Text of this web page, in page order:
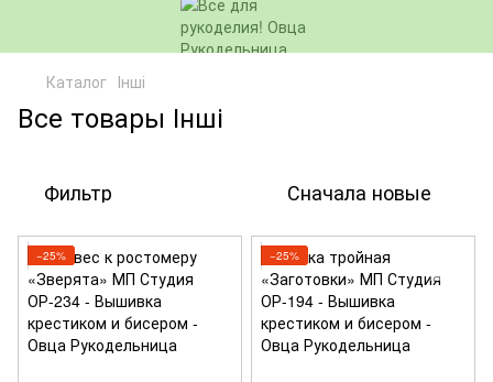
Каталог Інші
Все товары Інші
Фильтр Сначала новые
−25% −25%